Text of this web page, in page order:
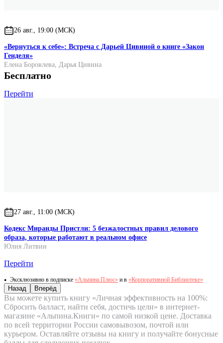
26 авг., 19:00 (МСК)
«Вернуться к себе»: Встреча с Дарьей Цивиной о книге «Закон
Генделя»
Елена Боровлева, Дарья Цивина
Бесплатно
Перейти
27 авг., 11:00 (МСК)
Кодекс Миранды Пристли: 5 безжалостных правил делового
образа, которые работают в реальном офисе
Юлия Литвин
Перейти
Эксклюзивно в подписке «Альпина.Плюс» и в «Корпоративной Библиотеке»
Назад Вперёд
Вы можете купить книгу «Личная эффективность на 100%:
Сбросить балласт, найти себя, достичь цели» в интернет-
магазине «Альпина.Книги» по самой низкой цене. Доставка
по всей территории России самовывозом, почтой или
курьером. Оставляйте отзывы на книгу и получайте бонусные